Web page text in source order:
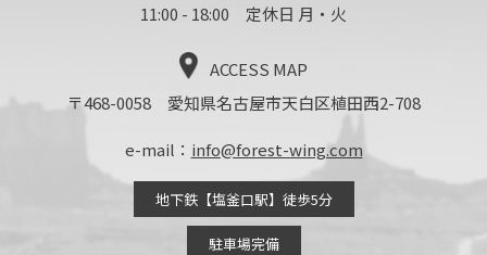
11:00 - 18:00 定休日 月・火
ACCESS MAP
〒468-0058 愛知県名古屋市天白区植田西2-708
e-mail： info@forest-wing.com
地下鉄【塩釜口駅】徒歩5分
駐車場完備